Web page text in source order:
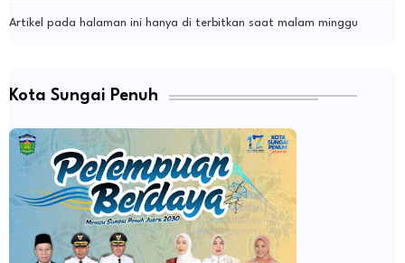
Artikel pada halaman ini hanya di terbitkan saat malam minggu
Kota Sungai Penuh